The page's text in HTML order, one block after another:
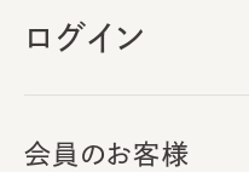
ログイン
会員のお客様